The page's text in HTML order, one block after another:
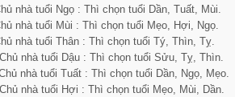
nhà tuổi Ngọ : Thì chọn tuổi Dần, Tuất, Mùi.
nhà tuổi Mùi : Thì chọn tuổi Mẹo, Hợi, Ngọ.
nhà tuổi Thân : Thì chọn tuổi Tý, Thìn, Tỵ.
nhà tuổi Dậu : Thì chọn tuổi Sửu, Tỵ, Thìn.
nhà tuổi Tuất : Thì chọn tuổi Dần, Ngọ, Mẹo.
nhà tuổi Hợi : Thì chọn tuổi Mẹo, Mùi, Dần.